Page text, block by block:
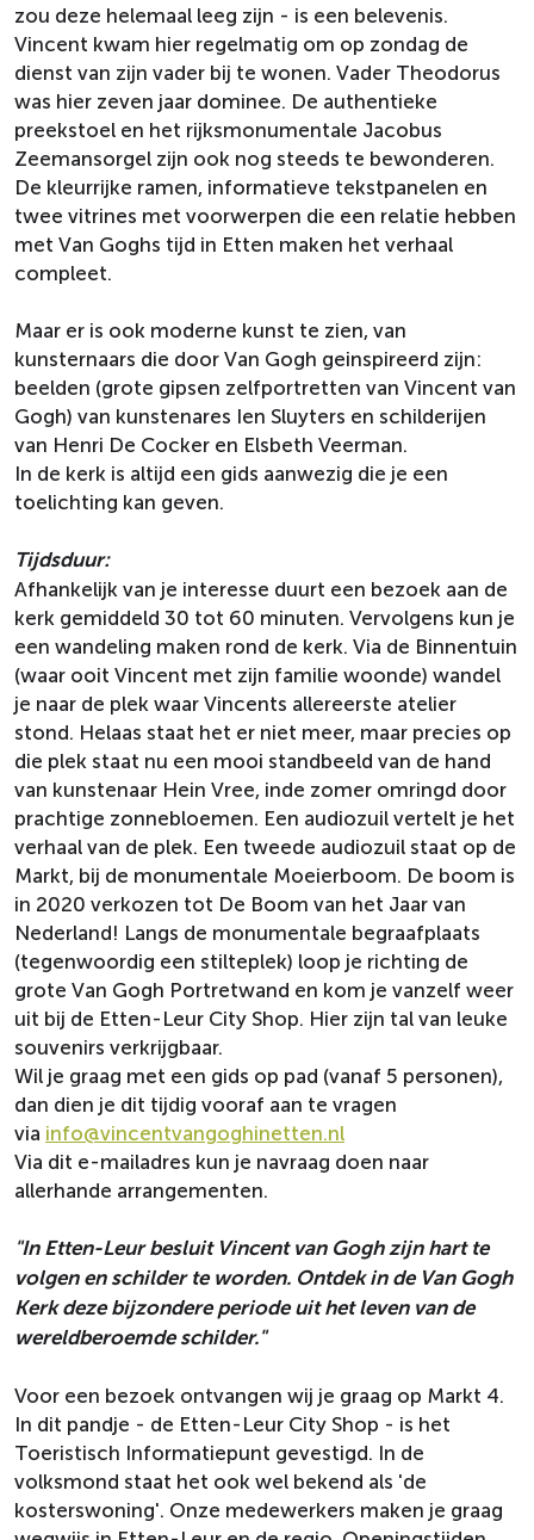
zou deze helemaal leeg zijn - is een belevenis.
Vincent kwam hier regelmatig om op zondag de
dienst van zijn vader bij te wonen. Vader Theodorus
was hier zeven jaar dominee. De authentieke
preekstoel en het rijksmonumentale Jacobus
Zeemansorgel zijn ook nog steeds te bewonderen.
De kleurrijke ramen, informatieve tekstpanelen en
twee vitrines met voorwerpen die een relatie hebben
met Van Goghs tijd in Etten maken het verhaal
compleet.
Maar er is ook moderne kunst te zien, van
kunsternaars die door Van Gogh geinspireerd zijn:
beelden (grote gipsen zelfportretten van Vincent van
Gogh) van kunstenares Ien Sluyters en schilderijen
van Henri De Cocker en Elsbeth Veerman.
In de kerk is altijd een gids aanwezig die je een
toelichting kan geven.
Tijdsduur:
Afhankelijk van je interesse duurt een bezoek aan de
kerk gemiddeld 30 tot 60 minuten. Vervolgens kun je
een wandeling maken rond de kerk. Via de Binnentuin
(waar ooit Vincent met zijn familie woonde) wandel
je naar de plek waar Vincents allereerste atelier
stond. Helaas staat het er niet meer, maar precies op
die plek staat nu een mooi standbeeld van de hand
van kunstenaar Hein Vree, inde zomer omringd door
prachtige zonnebloemen. Een audiozuil vertelt je het
verhaal van de plek. Een tweede audiozuil staat op de
Markt, bij de monumentale Moeierboom. De boom is
in 2020 verkozen tot De Boom van het Jaar van
Nederland! Langs de monumentale begraafplaats
(tegenwoordig een stilteplek) loop je richting de
grote Van Gogh Portretwand en kom je vanzelf weer
uit bij de Etten-Leur City Shop. Hier zijn tal van leuke
souvenirs verkrijgbaar.
Wil je graag met een gids op pad (vanaf 5 personen),
dan dien je dit tijdig vooraf aan te vragen
via info@vincentvangoghinetten.nl
Via dit e-mailadres kun je navraag doen naar
allerhande arrangementen.
"In Etten-Leur besluit Vincent van Gogh zijn hart te
volgen en schilder te worden. Ontdek in de Van Gogh
Kerk deze bijzondere periode uit het leven van de
wereldberoemde schilder."
Voor een bezoek ontvangen wij je graag op Markt 4.
In dit pandje - de Etten-Leur City Shop - is het
Toeristisch Informatiepunt gevestigd. In de
volksmond staat het ook wel bekend als 'de
kosterswoning'. Onze medewerkers maken je graag